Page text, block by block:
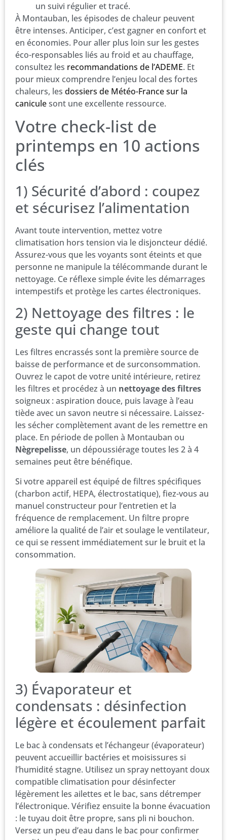
un suivi régulier et tracé.
À Montauban, les épisodes de chaleur peuvent
être intenses. Anticiper, c’est gagner en confort et
en économies. Pour aller plus loin sur les gestes
éco-responsables liés au froid et au chauffage,
consultez les recommandations de l’ADEME. Et
pour mieux comprendre l’enjeu local des fortes
chaleurs, les dossiers de Météo-France sur la
caniculesont une excellente ressource.
Votre check-list de
printemps en 10 actions
clés
1) Sécurité d’abord : coupez
et sécurisez l’alimentation
Avant toute intervention, mettez votre
climatisation hors tension via le disjoncteur dédié.
Assurez-vous que les voyants sont éteints et que
personne ne manipule la télécommande durant le
nettoyage. Ce réflexe simple évite les démarrages
intempestifs et protège les cartes électroniques.
2) Nettoyage des filtres : le
geste qui change tout
Les filtres encrassés sont la première source de
baisse de performance et de surconsommation.
Ouvrez le capot de votre unité intérieure, retirez
les filtres et procédez à un nettoyage des filtres
soigneux : aspiration douce, puis lavage à l’eau
tiède avec un savon neutre si nécessaire. Laissez-
les sécher complètement avant de les remettre en
place. En période de pollen à Montauban ou
Nègrepelisse, un dépoussiérage toutes les 2 à 4
semaines peut être bénéfique.
Si votre appareil est équipé de filtres spécifiques
(charbon actif, HEPA, électrostatique), fiez-vous au
manuel constructeur pour l’entretien et la
fréquence de remplacement. Un filtre propre
améliore la qualité de l’air et soulage le ventilateur,
ce qui se ressent immédiatement sur le bruit et la
consommation.
3) Évaporateur et
condensats : désinfection
légère et écoulement parfait
Le bac à condensats et l’échangeur (évaporateur)
peuvent accueillir bactéries et moisissures si
l’humidité stagne. Utilisez un spray nettoyant doux
compatible climatisation pour désinfecter
légèrement les ailettes et le bac, sans détremper
l’électronique. Vérifiez ensuite la bonne évacuation
: le tuyau doit être propre, sans pli ni bouchon.
Versez un peu d’eau dans le bac pour confirmer